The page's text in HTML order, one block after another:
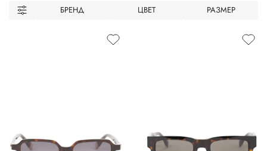
БРЕНД ЦВЕТ РАЗМЕР